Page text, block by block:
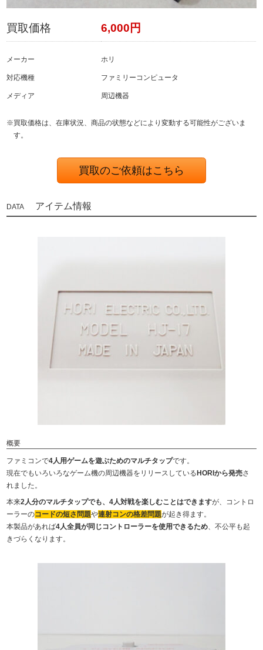
買取価格 6,000円
メーカー ホリ
対応機種 ファミリーコンピュータ
メディア 周辺機器
※買取価格は、在庫状況、商品の状態などにより変動する可能性がございま
す。
買取のご依頼はこちら
アイテム情報
概要
ファミコンで4人用ゲームを遊ぶためのマルチタップです。
現在でもいろいろなゲーム機の周辺機器をリリースしている HORIから発売さ
れました。
本来2人分のマルチタップでも、4人対戦を楽しむことはできますが、コントロ
ーラーのコードの短さ問題や連射コンの格差問題が起き得ます。
本製品があれば4人全員が同じコントローラーを使用できるため 、不公平も起
きづらくなります。